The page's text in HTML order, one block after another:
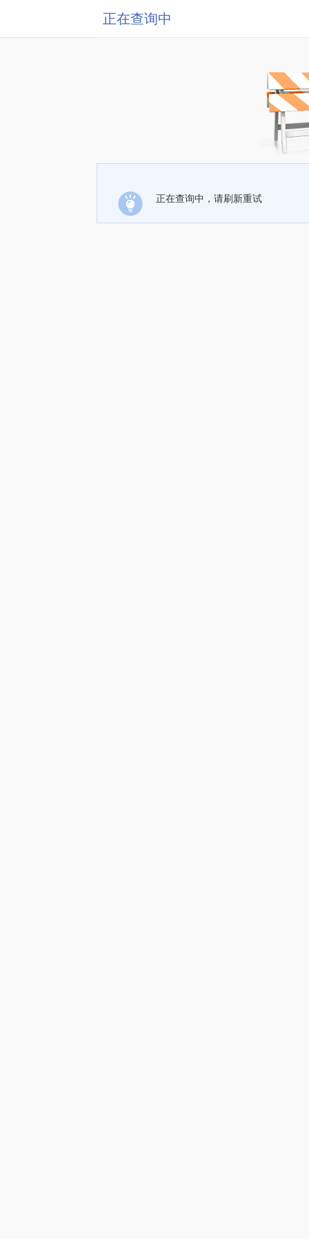
正在查询中
正在查询中，请刷新重试